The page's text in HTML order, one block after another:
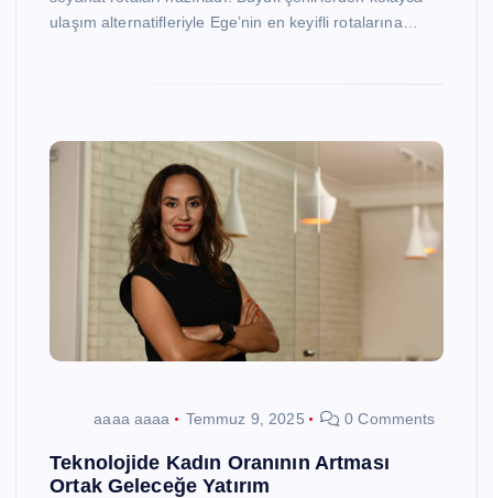
ulaşım alternatifleriyle Ege’nin en keyifli rotalarına…
aaaa aaaa Temmuz 9, 2025 0 Comments
Teknolojide Kadın Oranının Artması
Ortak Geleceğe Yatırım